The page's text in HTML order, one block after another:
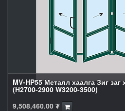
MV-HP55 Металл хаалга Зиг заг
(H2700-2900 W3200-3500)
9,508,460.00 ₮